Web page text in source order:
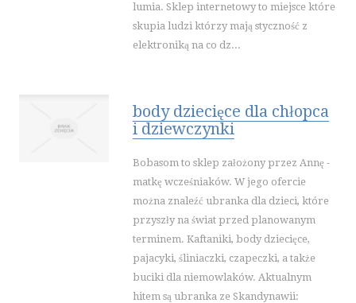
OPROGRAMOWANIE
STRONY INTERNETOWE
lumia. Sklep internetowy to miejsce które
skupia ludzi którzy mają styczność z
elektroniką na co dz...
body dziecięce dla chłopca
i dziewczynki
Bobasom to sklep założony przez Annę -
matkę wcześniaków. W jego ofercie
można znaleźć ubranka dla dzieci, które
przyszły na świat przed planowanym
terminem. Kaftaniki, body dziecięce,
pajacyki, śliniaczki, czapeczki, a także
buciki dla niemowlaków. Aktualnym
hitem są ubranka ze Skandynawii: